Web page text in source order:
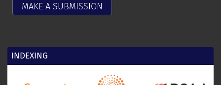
MAKE A SUBMISSION
INDEXING